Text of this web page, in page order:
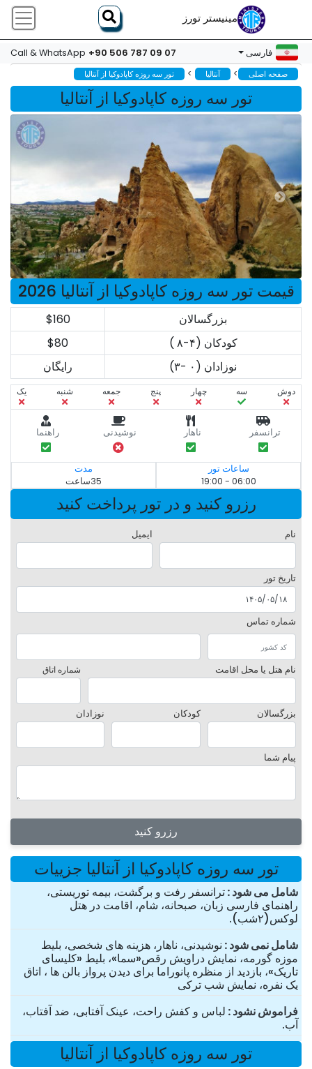
مینیستر تورز
فارسی Call & WhatsApp +90 506 787 09 07
صفحه اصلی > آنتالیا > تور سه روزه کاپادوکیا از آنتالیا
تور سه روزه کاپادوکیا از آنتالیا
قیمت تور سه روزه کاپادوکیا از آنتالیا 2026
بزرگسالان
$160
کودکان (۴-۸ )
$80
نوزادان (۰ -۳)
رایگان
دوش سه‌ چهار پنج جمعه شنبه یک
ترانسفر ناهار نوشیدنی راهنما
ساعات تور
06:00 - 19:00
مدت
35ساعت
رزرو کنید و در تور پرداخت کنید
نام ایمیل
تاریخ تور
شماره تماس
نام هتل یا محل اقامت شماره اتاق
بزرگسالان کودکان نوزادان
پیام شما
رزرو کنید
تور سه روزه کاپادوکیا از آنتالیا جزییات
شامل می شود ترانسفر رفت و برگشت، بیمه توریستی،
راهنمای فارسی زبان، صبحانه، شام، اقامت در هتل
لوکس(۲شب).
شامل نمی شود نوشیدنی، ناهار، هزینه های شخصی، بلیط
موزه گورمه، نمایش دراویش رقص«سما»، بلیط «کلیسای
تاریک»، بازدید از منظره پانوراما برای دیدن پرواز بالن ها ، اتاق
یک نفره، نمایش شب ترکی
فراموش نشود لباس و کفش راحت، عینک آفتابی، ضد آفتاب،
آب.
تور سه روزه کاپادوکیا از آنتالیا